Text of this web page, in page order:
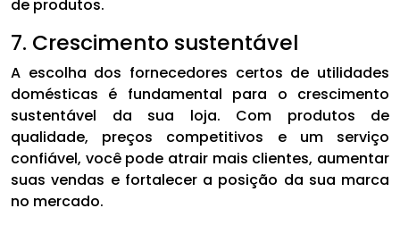
de produtos.
7. Crescimento sustentável
A escolha dos fornecedores certos de utilidades
domésticas é fundamental para o crescimento
sustentável da sua loja. Com produtos de
qualidade, preços competitivos e um serviço
confiável, você pode atrair mais clientes, aumentar
suas vendas e fortalecer a posição da sua marca
no mercado.